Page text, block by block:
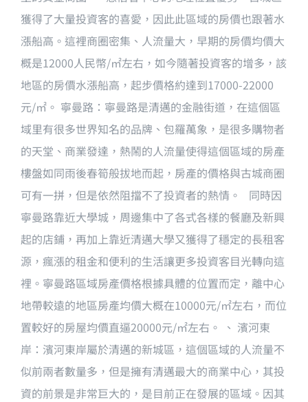
獲得了大量投資客的喜愛，因此此區域的房價也跟著水
漲船高。這裡商圈密集、人流量大，早期的房價均價大
概是12000人民幣/㎡左右，如今隨著投資客的增多，該
地區的房價水漲船高，起步價格約達到17000-22000
元/㎡。 寧曼路：寧曼路是清邁的金融街道，在這個區
域里有很多世界知名的品牌、包羅萬象，是很多購物者
的天堂、商業發達，熱鬧的人流量使得這個區域的房產
樓盤如同雨後春筍般拔地而起，房產的價格與古城商圈
可有一拼，但是依然阻擋不了投資者的熱情。 同時因
寧曼路靠近大學城，周邊集中了各式各樣的餐廳及新興
起的店鋪，再加上靠近清邁大學又獲得了穩定的長租客
源，瘋漲的租金和便利的生活讓更多投資客目光轉向這
裡。寧曼路區域房產價格根據具體的位置而定，離中心
地帶較遠的地區房產均價大概在10000元/㎡左右，而位
置較好的房屋均價直逼20000元/㎡左右。 、 濱河東
岸：濱河東岸屬於清邁的新城區，這個區域的人流量不
似前兩者數量多，但是擁有清邁最大的商業中心，其投
資的前景是非常巨大的，是目前正在發展的區域。因其